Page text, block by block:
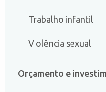
Trabalho infantil
Violência sexual
Orçamento e